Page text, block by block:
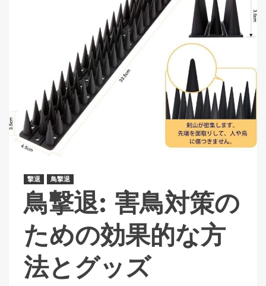
撃退 鳥撃退
鳥撃退: 害鳥対策の
ための効果的な方
法とグッズ